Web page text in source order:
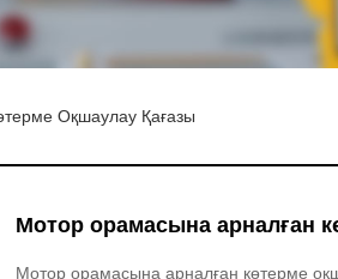
Оқшаулау Қағазы
Мотор орамасына арналған
Мотор орамасына арналған көтерме